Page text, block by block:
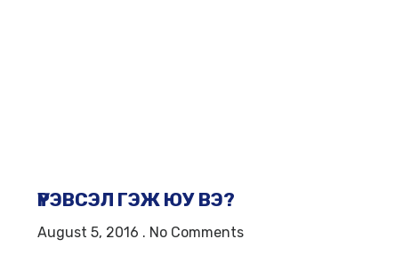
ҮРЭВСЭЛ ГЭЖ ЮУ ВЭ?
August 5, 2016 No Comments